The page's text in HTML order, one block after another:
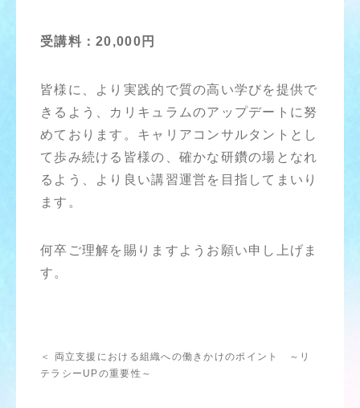
受講料：20,000円
皆様に、より実践的で質の高い学びを提供で
きるよう、カリキュラムのアップデートに努
めております。キャリアコンサルタントとし
て歩み続ける皆様の、確かな研鑽の場となれ
るよう、より良い講習運営を目指してまいり
ます。
何卒ご理解を賜りますようお願い申し上げま
す。
＜ 両立支援における組織への働きかけのポイント ～リ
テラシーUPの重要性～